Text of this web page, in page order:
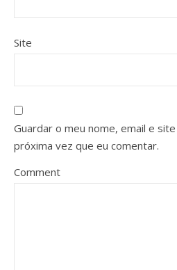
Site
Guardar o meu nome, email e
próxima vez que eu comentar.
Comment